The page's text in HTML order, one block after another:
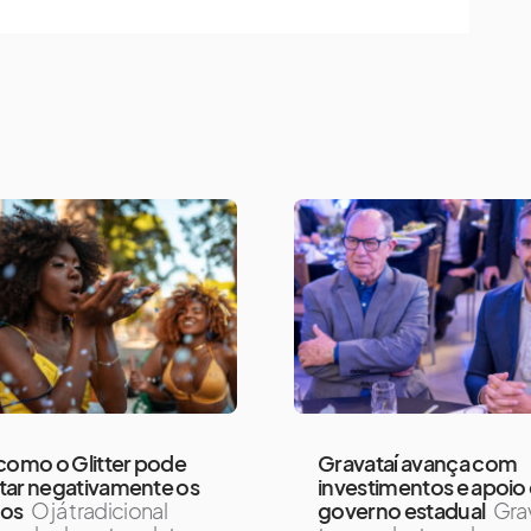
o Glitter pode
negativamente os
O já tradicional
Gravataí avança com
investimentos e apoio
governo estadual